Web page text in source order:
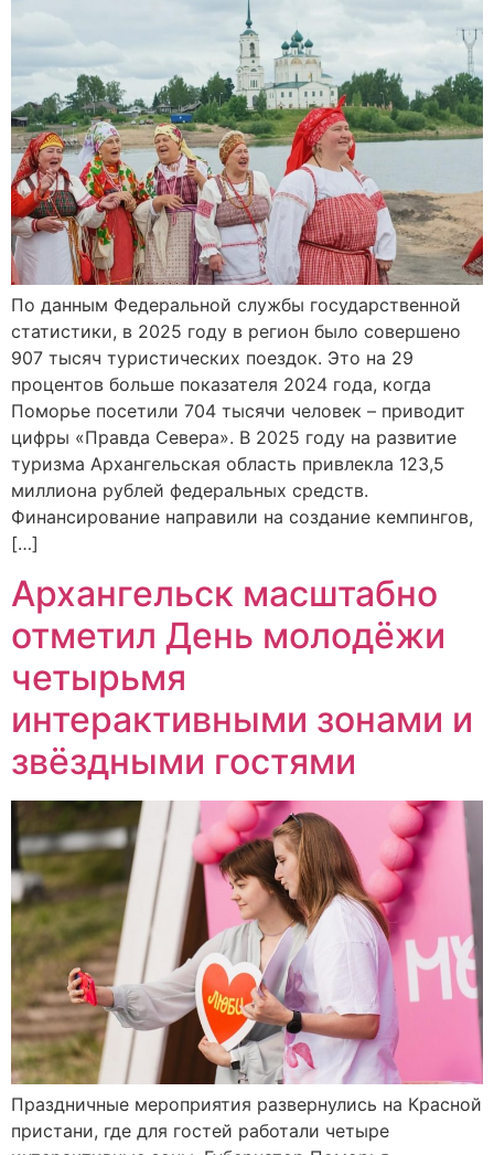
По данным Федеральной службы государственной
статистики, в 2025 году в регион было совершено
907 тысяч туристических поездок. Это на 29
процентов больше показателя 2024 года, когда
Поморье посетили 704 тысячи человек – приводит
цифры «Правда Севера». В 2025 году на развитие
туризма Архангельская область привлекла 123,5
миллиона рублей федеральных средств.
Финансирование направили на создание кемпингов,
[…]
Архангельск масштабно
отметил День молодёжи
четырьмя
интерактивными зонами и
звёздными гостями
Праздничные мероприятия развернулись на Красной
пристани, где для гостей работали четыре